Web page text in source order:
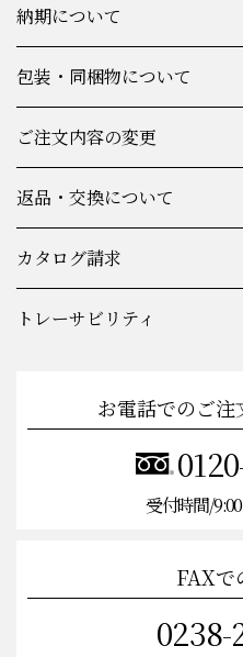
納期について
包装・同梱物について
ご注文内容の変更
返品・交換について
カタログ請求
トレーサビリティ
お電話でのご
受付時間/
FAXで
0238-